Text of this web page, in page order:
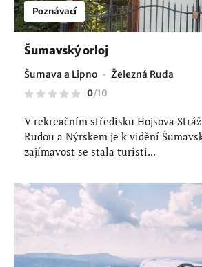
Poznávací
Šumavský orloj
Šumava a Lipno Železná Ruda
0/10
V rekreačním středisku Hojsova
Rudou a Nýrskem je k vidění
zajímavost se stala turisti...